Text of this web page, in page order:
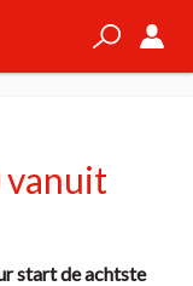
vanuit
start de achtste